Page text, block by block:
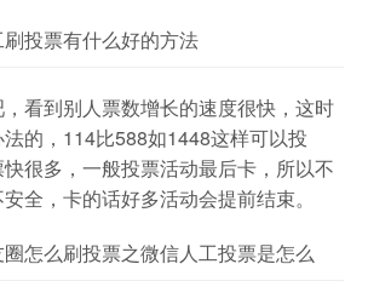
投票有什么好的方法
看到别人票数增长的速度很快，这时
的，114比588如1448这样可以投
很多，一般投票活动最后卡，所以不
全，卡的话好多活动会提前结束。
怎么刷投票之微信人工投票是怎么